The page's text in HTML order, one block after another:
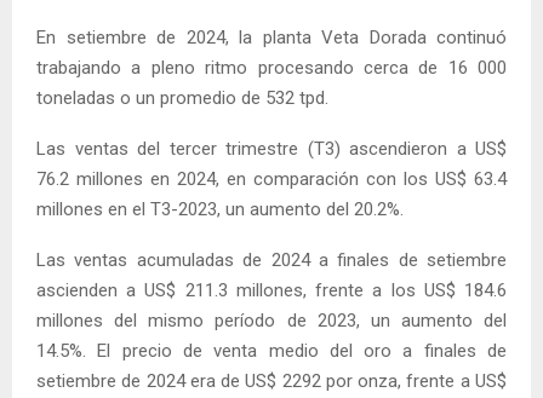
En setiembre de 2024, la planta Veta Dorada continuó
trabajando a pleno ritmo procesando cerca de 16 000
toneladas o un promedio de 532 tpd.
Las ventas del tercer trimestre (T3) ascendieron a US$
76.2 millones en 2024, en comparación con los US$ 63.4
millones en el T3-2023, un aumento del 20.2%.
Las ventas acumuladas de 2024 a finales de setiembre
ascienden a US$ 211.3 millones, frente a los US$ 184.6
millones del mismo período de 2023, un aumento del
14.5%. El precio de venta medio del oro a finales de
setiembre de 2024 era de US$ 2292 por onza, frente a US$